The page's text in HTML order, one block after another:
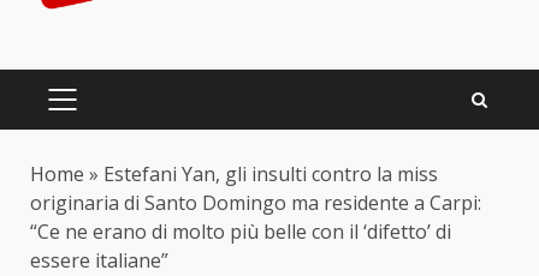
PRIMARY
Home » Estefani Yan, gli insulti contro la miss
originaria di Santo Domingo ma residente a Carpi:
“Ce ne erano di molto più belle con il ‘difetto’ di
essere italiane”